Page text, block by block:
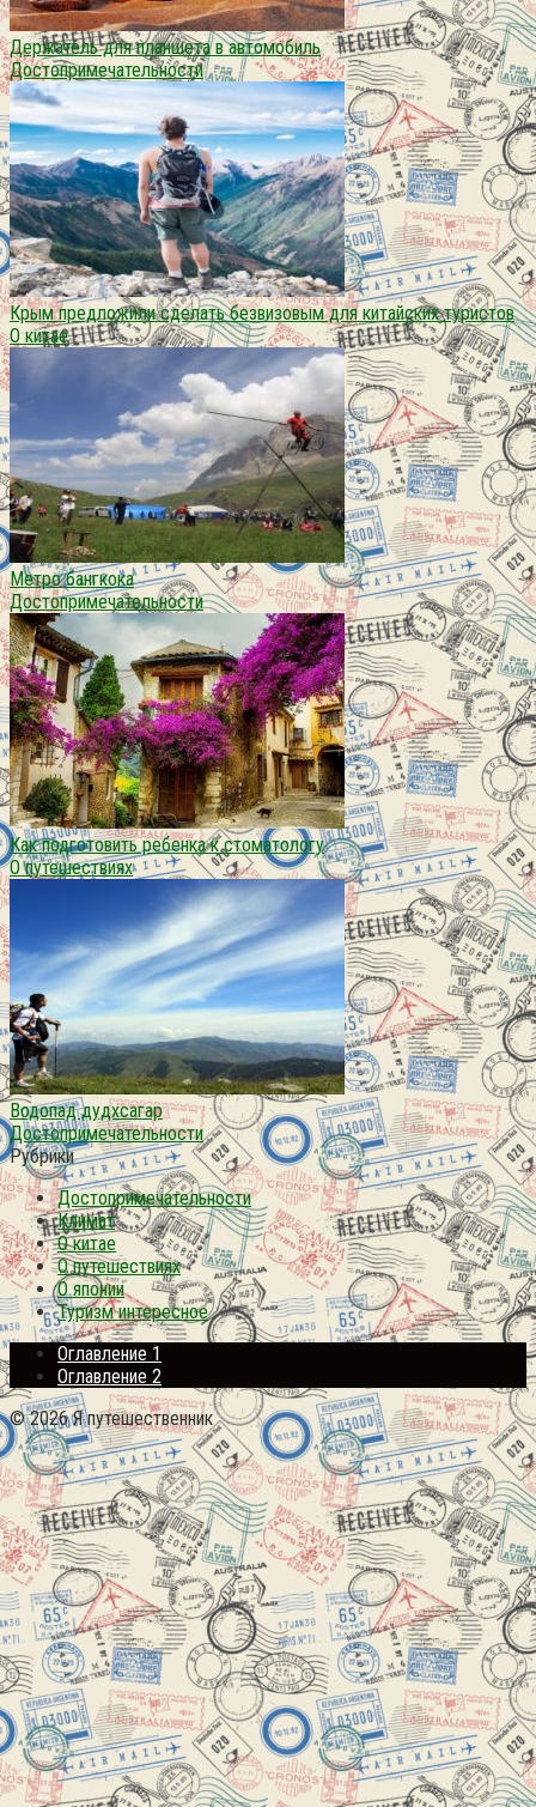
Держатель для планшета в автомобиль
Достопримечательности
Крым предложили сделать безвизовым для китайских туристов
О китае
Метро бангкока
Достопримечательности
Как подготовить ребенка к стоматологу
О путешествиях
Водопад дудхсагар
Достопримечательности
Рубрики
Достопримечательности
Климат
О китае
О путешествиях
О японии
Туризм интересное
Оглавление 1
Оглавление 2
© 2026 Я путешественник